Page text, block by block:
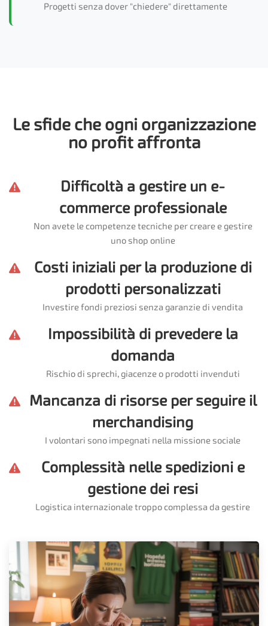
Progetti senza dover "chiedere" direttamente
Le sfide che ogni organizzazione
no profit affronta
Difficoltà a gestire un e-
commerce professionale
Non avete le competenze tecniche per creare e gestire
uno shop online
Costi iniziali per la produzione di
prodotti personalizzati
Investire fondi preziosi senza garanzie di vendita
Impossibilità di prevedere la
domanda
Rischio di sprechi, giacenze o prodotti invenduti
Mancanza di risorse per seguire il
merchandising
I volontari sono impegnati nella missione sociale
Complessità nelle spedizioni e
gestione dei resi
Logistica internazionale troppo complessa da gestire